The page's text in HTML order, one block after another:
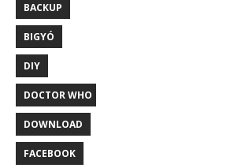
BACKUP
BIGYÓ
DIY
DOCTOR WHO
DOWNLOAD
FACEBOOK